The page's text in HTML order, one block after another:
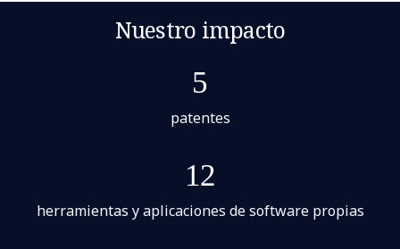
Nuestro impacto
5
patentes
12
herramientas y aplicaciones de software propias